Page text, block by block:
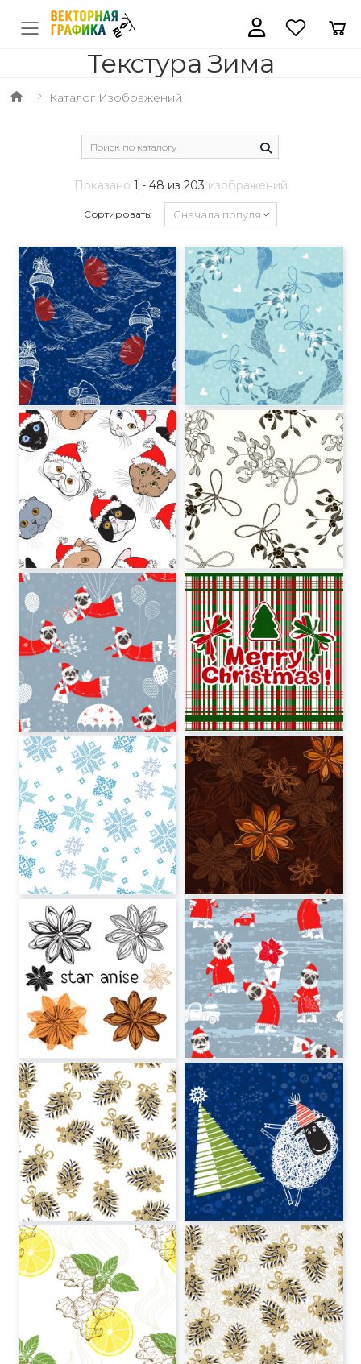
Текстура Зима
Каталог Изображений
Показано 1 - 48 из 203 изображений
Сортировать: